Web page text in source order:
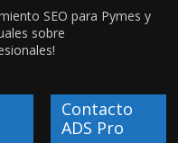
SEO para Pymes y
sobre
Contacto
ADS Pro